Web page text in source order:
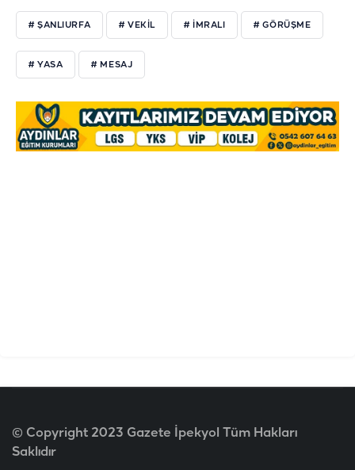
# ŞANLIURFA # VEKİL # İMRALI # GÖRÜŞME
# YASA # MESAJ
© Copyright 2023 Gazete İpekyol Tüm Hakları
Saklıdır